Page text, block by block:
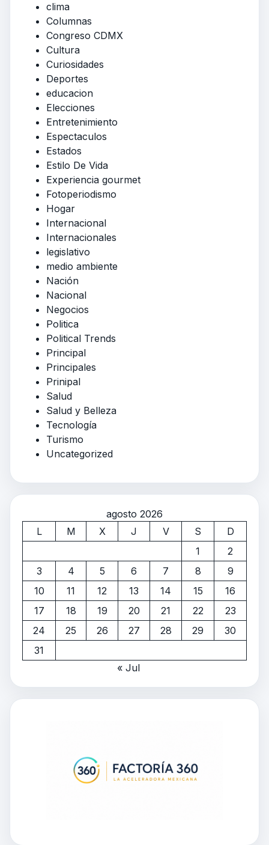
clima
Columnas
Congreso CDMX
Cultura
Curiosidades
Deportes
educacion
Elecciones
Entretenimiento
Espectaculos
Estados
Estilo De Vida
Experiencia gourmet
Fotoperiodismo
Hogar
Internacional
Internacionales
legislativo
medio ambiente
Nación
Nacional
Negocios
Politica
Political Trends
Principal
Principales
Prinipal
Salud
Salud y Belleza
Tecnología
Turismo
Uncategorized
agosto 2026
L
M X J V S
D
1
2
3
4 5 6 7 8
9
10
11 12 13 14 15
16
17
18 19 20 21 22
23
24
25 26 27 28 29
30
31
« Jul